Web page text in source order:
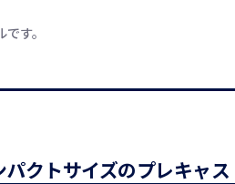
す。
クトサイズのプレキャ